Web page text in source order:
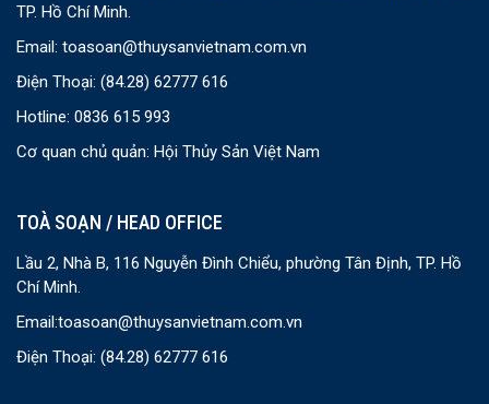
TP. Hồ Chí Minh.
Email: toasoan@thuysanvietnam.com.vn
Điện Thoại: (84.28) 62777 616
Hotline: 0836 615 993
Cơ quan chủ quản: Hội Thủy Sản Việt Nam
TOÀ SOẠN / HEAD OFFICE
Lầu 2, Nhà B, 116 Nguyễn Đình Chiểu, phường Tân Định, TP. Hồ
Chí Minh.
Email:toasoan@thuysanvietnam.com.vn
Điện Thoại: (84.28) 62777 616